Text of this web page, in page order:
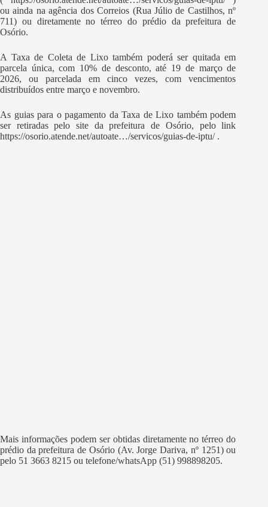
ou ainda na agência dos Correios (Rua Júlio de Castilhos, nº
711) ou diretamente no térreo do prédio da prefeitura de
Osório.
A Taxa de Coleta de Lixo também poderá ser quitada em
parcela única, com 10% de desconto, até 19 de março de
2026, ou parcelada em cinco vezes, com vencimentos
distribuídos entre março e novembro.
As guias para o pagamento da Taxa de Lixo também podem
ser retiradas pelo site da prefeitura de Osório, pelo link
https://osorio.atende.net/autoate…/servicos/guias-de-iptu/ .
Mais informações podem ser obtidas diretamente no térreo do
prédio da prefeitura de Osório (Av. Jorge Dariva, nº 1251) ou
pelo 51 3663 8215 ou telefone/whatsApp (51) 998898205.